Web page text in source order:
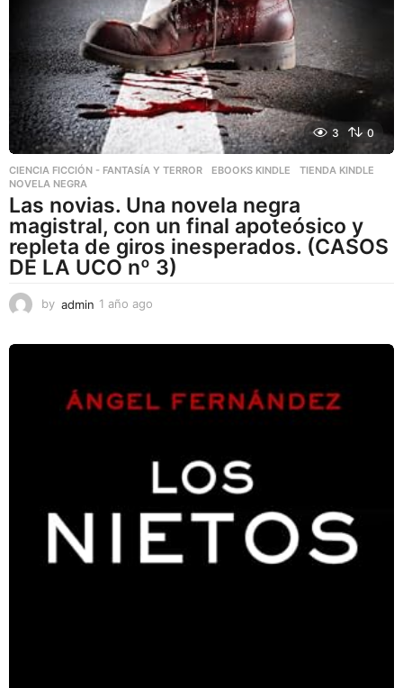
3 0
CIENCIA FICCIÓN - FANTASÍA Y TERROR ,EBOOKS KINDLE ,TIENDA KINDLE
NOVELA NEGRA
Las novias. Una novela negra
magistral, con un final apoteósico y
repleta de giros inesperados. (CASOS
DE LA UCO nº 3)
by admin 1 año ago
o